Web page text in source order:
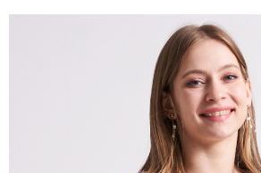
1.分期款項不併入電信帳單，「大哥付你分期」於
2.透過簡訊連結打開帳單後，可選擇「超商條碼／
帳／街口支付／iPASS MONEY」等通路繳費。
1.本服務係由「台灣大哥大股份有限公司」（以下
用戶於交易時，得透過本服務購買商品或服務，並
買賣價金債權讓與本公司後，依約使用本公司帳單
【「AFTEE先享後付」結帳流程】
１．於結帳方式選擇「AFTEE先享後付」後，將
結帳頁面，進行簡訊認證並確認金額後，即可完成
２．訂單成立數日內，您將收到繳費通知簡訊。
３．收到繳費通知簡訊後14天內，點擊此簡訊中
ATM／網路銀行／等多元方式進行付款，方視為交
※ 請注意：結帳手續完成當下不需立刻繳費，但
購買商品的店家。未經商家同意取消之訂單仍視為
全家取貨付款
每筆NT$120，滿NT$2,000(含以上)免運費
每筆NT$120，滿NT$2,000(含以上)免運費
每筆NT$120，滿NT$2,000(含以上)免運費